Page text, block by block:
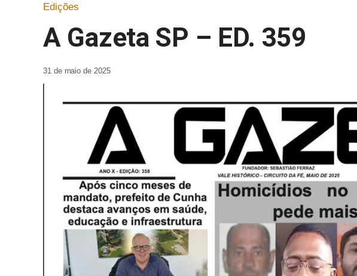
Edições
A Gazeta SP – ED. 359
31 de maio de 2025